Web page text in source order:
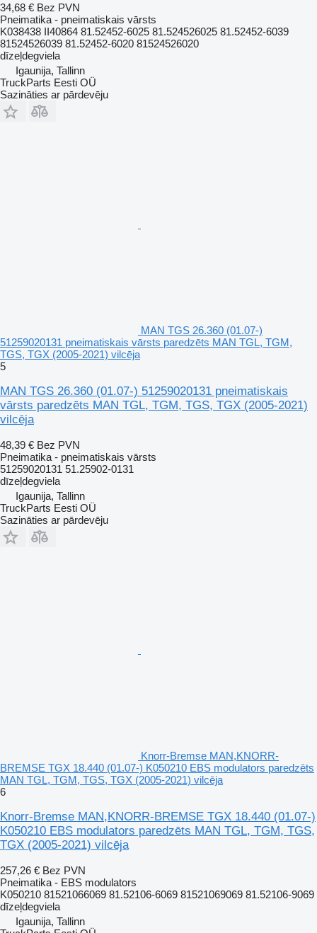
34,68 € Bez PVN
Pneimatika - pneimatiskais vārsts
K038438 II40864 81.52452-6025 81.524526025 81.52452-6039
81524526039 81.52452-6020 81524526020
dīzeļdegviela
Igaunija, Tallinn
TruckParts Eesti OÜ
Sazināties ar pārdevēju
MAN TGS 26.360 (01.07-)
51259020131 pneimatiskais vārsts paredzēts MAN TGL, TGM,
TGS, TGX (2005-2021) vilcēja
5
MAN TGS 26.360 (01.07-) 51259020131 pneimatiskais
vārsts paredzēts MAN TGL, TGM, TGS, TGX (2005-2021)
vilcēja
48,39 € Bez PVN
Pneimatika - pneimatiskais vārsts
51259020131 51.25902-0131
dīzeļdegviela
Igaunija, Tallinn
TruckParts Eesti OÜ
Sazināties ar pārdevēju
Knorr-Bremse MAN,KNORR-
BREMSE TGX 18.440 (01.07-) K050210 EBS modulators paredzēts
MAN TGL, TGM, TGS, TGX (2005-2021) vilcēja
6
Knorr-Bremse MAN,KNORR-BREMSE TGX 18.440 (01.07-)
K050210 EBS modulators paredzēts MAN TGL, TGM, TGS,
TGX (2005-2021) vilcēja
257,26 € Bez PVN
Pneimatika - EBS modulators
K050210 81521066069 81.52106-6069 81521069069 81.52106-9069
dīzeļdegviela
Igaunija, Tallinn